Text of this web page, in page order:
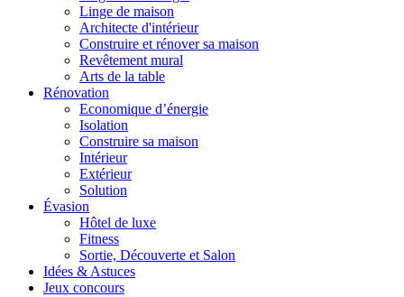
Linge de maison
Architecte d'intérieur
Construire et rénover sa maison
Revêtement mural
Arts de la table
Rénovation
Economique d’énergie
Isolation
Construire sa maison
Intérieur
Extérieur
Solution
Évasion
Hôtel de luxe
Fitness
Sortie, Découverte et Salon
Idées & Astuces
Jeux concours